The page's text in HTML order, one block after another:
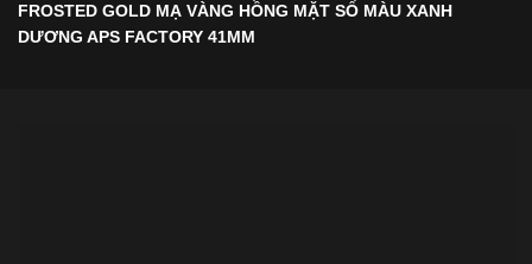
FROSTED GOLD MẠ VÀNG HỒNG MẶT SỐ MÀU XANH
DƯƠNG APS FACTORY 41MM